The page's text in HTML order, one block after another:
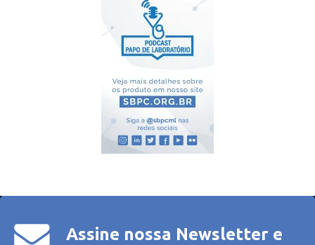
Assine nossa Newsletter e